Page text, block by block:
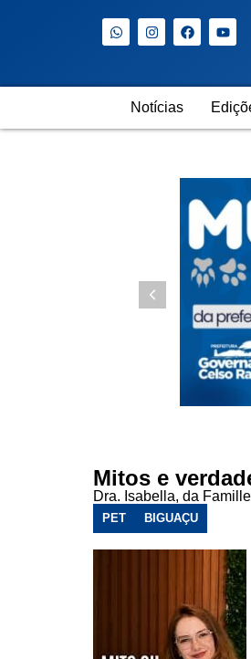
Notícias
Mitos e
Dra. Isabella, da
PET BIGUAÇU